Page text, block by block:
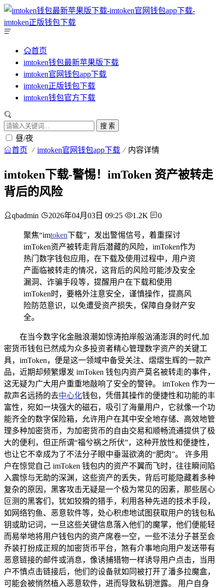
首页
imtoken钱包最新苹果版下载
imtoken官网钱包app下载
imtoken正版钱包下载
imtoken钱包官方下载
搜 索
昼/夜
首页 imtoken官网钱包app下载 内容详情
imtoken下载-警惕！imToken 资产被转走
背后的风险
qbadmin 2026年04月03日 09:25 1.2K 0
聚焦“imtoken下载”，发出警惕信号，着重探讨
imToken资产被转走背后潜藏的风险，imToken作为
热门数字钱包应用，在下载及使用过程中，用户资
产面临被转走的情况，这背后的风险可能涉及安全
漏洞、诈骗手段等，提醒用户在下载和使用
imToken时，要格外注意安全，谨慎操作，提高风
险防范意识，以免遭受资产损失，保障自身财产安
全。
在当今数字化金融浪潮如惊涛拍岸般汹涌澎湃的时代,加
密货币钱包已然成为众多投资者精心管理数字资产的关键工
具，imToken，便是这一领域中备受关注、熠熠生辉的一款产
品，近期却频繁爆发 imToken 钱包内资产莫名被转走的事件，
这无疑为广大用户重重地敲响了安全的警钟。 imToken 作为一
款声名远扬的去中心化钱包，凭借其操作的便捷性和功能的丰
富性，宛如一块强大的磁石，吸引了海量用户，它就像一个功
能齐全的数字保险箱，允许用户在其中安全地存储、高效地管
理多种加密货币，为加密货币的自由交易和顺畅流通提供了极
大的便利，但正所谓“福兮祸之所伏”，这种开放性和便捷性，
也让它不幸成为了不法分子眼中垂涎欲滴的“肥肉”。 许多用
户在惊觉自己 imToken 钱包内的资产不翼而飞时，往往瞬间陷
入震惊与无助的深渊，这些资产的丢失，背后可能隐藏着多种
复杂的原因，黑客攻击无疑是一个极为常见的因素，那些居心
叵测的黑客们，犹如狡猾的猎手，利用各种先进的技术手段，
如网络钓鱼、恶意软件等，处心积虑地试图获取用户的钱包私
钥或助记词，一旦这些关键信息落入他们的魔掌，他们便能轻
而易举地将用户钱包内的资产席卷一空，一些不法分子甚至会
乔装打扮成正规的加密货币平台，煞有介事地向用户发送带有
恶意链接的邮件或消息，像诱捕猎物一样诱导用户点击，当用
户不慎点击链接后，他们的设备就如同被打开了潘多拉魔盒，
可能会被悄然植入恶意软件，进而导致私钥泄露。 用户自身